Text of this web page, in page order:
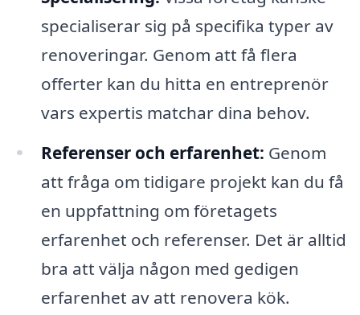
specialiserar sig på specifika typer av
renoveringar. Genom att få flera
offerter kan du hitta en entreprenör
vars expertis matchar dina behov.
Referenser och erfarenhet: Genom
att fråga om tidigare projekt kan du få
en uppfattning om företagets
erfarenhet och referenser. Det är alltid
bra att välja någon med gedigen
erfarenhet av att renovera kök.